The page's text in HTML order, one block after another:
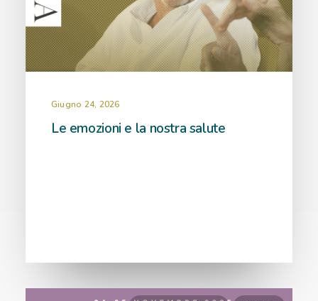
Giugno 24, 2026
Le emozioni e la nostra salute